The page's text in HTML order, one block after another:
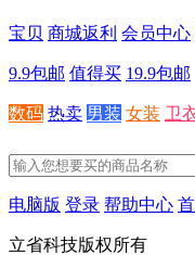
宝贝 商城返利 会员中心
9.9包邮 值得买 19.9包邮
数码 热卖 男装 女装 卫
电脑版 登录 帮助中心
立省科技版权所有